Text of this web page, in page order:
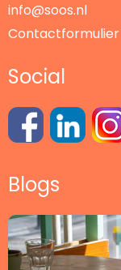
info@soos.nl
Contactformulier
Social
Blogs